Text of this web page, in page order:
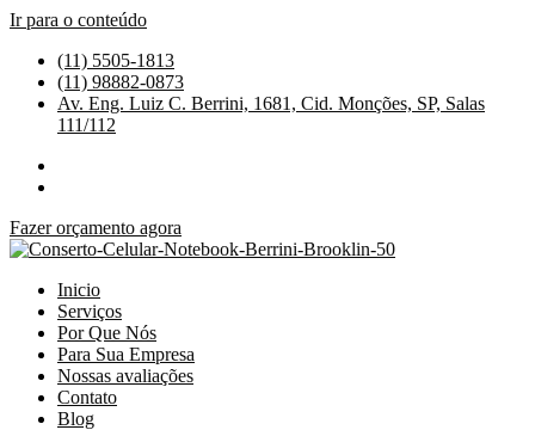
Ir para o conteúdo
(11) 5505-1813
(11) 98882-0873
Av. Eng. Luiz C. Berrini, 1681, Cid. Monções, SP, Salas
111/112
Fazer orçamento agora
Inicio
Serviços
Por Que Nós
Para Sua Empresa
Nossas avaliações
Contato
Blog